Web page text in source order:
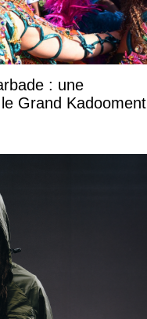
: une
Grand Kadooment